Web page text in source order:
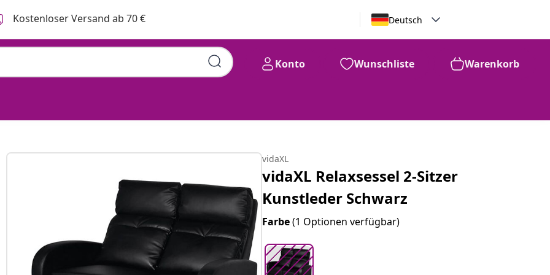
Kostenloser Versand ab 70 € Deutsch
Konto Wunschliste Warenkorb
99
vidaXL
vidaXL Relaxsessel 2-Sitzer
Kunstleder Schwarz
Farbe(1 Optionen verfügbar)